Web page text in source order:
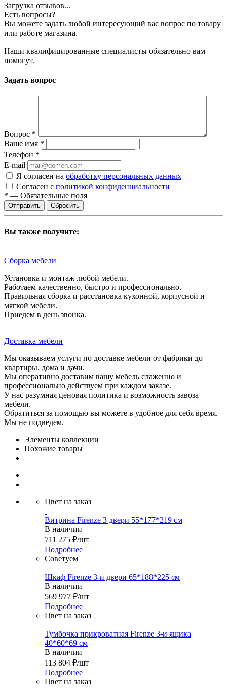
Загрузка отзывов...
Есть вопросы?
Вы можете задать любой интересующий вас вопрос по товару
или работе магазина.
Наши квалифицированные специалисты обязательно вам
помогут.
Задать вопрос
Вопрос *
Ваше имя *
Телефон *
E-mail
Я согласен на обработку персональных данных
Согласен с политикой конфиденциальности
* — Обязательные поля
Сбросить
Вы также получите:
Сборка мебели
Установка и монтаж любой мебели.
Работаем качественно, быстро и профессионально.
Правильная сборка и расстановка кухонной, корпусной и
мягкой мебели.
Приедем в день звонка.
Доставка мебели
Мы оказываем услуги по доставке мебели от фабрики до
квартиры, дома и дачи.
Мы оперативно доставим вашу мебель слаженно и
профессионально действуем при каждом заказе.
У нас разумная ценовая политика и возможность завоза
мебели.
Обратиться за помощью вы можете в удобное для себя время.
Мы не подведем.
Элементы коллекции
Похожие товары
Цвет на заказ
Витрина Firenze 3 двери 55*177*219 см
В наличии
711 275 ₽/шт
Подробнее
Советуем
Шкаф Firenze 3-и двери 65*188*225 см
В наличии
569 977 ₽/шт
Подробнее
Цвет на заказ
Тумбочка прикроватная Firenze 3-и ящика
40*60*69 см
В наличии
113 804 ₽/шт
Подробнее
Цвет на заказ